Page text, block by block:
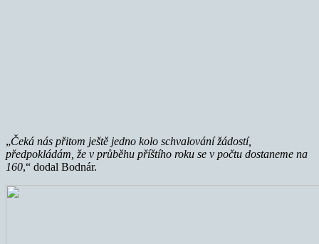
„Čeká nás přitom ještě jedno kolo schvalování žádostí,
předpokládám, že v průběhu příštího roku se v počtu dostaneme na
160,“ dodal Bodnár.